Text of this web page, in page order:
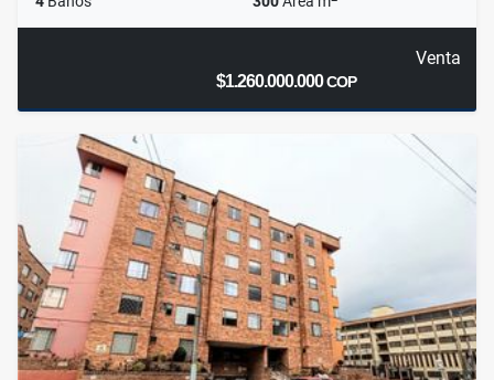
Venta
$1.260.000.000COP